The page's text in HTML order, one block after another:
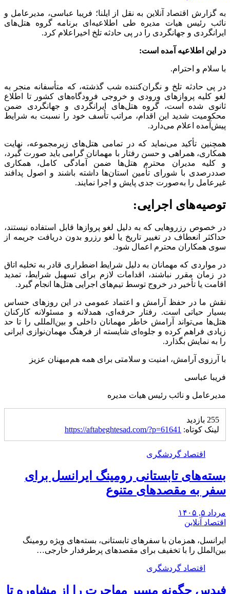
به گزارش اقتصاد آنلاین به نقل از ایلنا؛ فریبا عباسی، مدیرعامل و
نائب رئیس هیات مدیره طی اطلاعیه‌ای برنامه گروه هتل‌های
ایرانگردی و جهانگردی را در پی حادثه تلخ اخیراعلام کرد.
در این اطلاعیه آمده است:
با سلام و احترام.
در پی حادثه تلخ و نگران‌کننده شب گذشته، که متأسفانه منجر به
لغو کلیه پرواز‌های ورودی و خروجی فرودگاه‌های کشور تا اطلاع
ثانوی شده است، گروه هتل‌های ایرانگردی و جهانگردی ضمن
محکومیت شدید این اقدام، مراتب تأسف خود را نسبت به شرایط
پیش‌آمده اعلام می‌دارد.
همچنین تأکید می‌نماید که در تمامی هتل‌های زیرمجموعه، نهایت
همکاری، همراهی و حسن رفتار با مهمانان گرامی باید صورت گیرد،
و کلیه مدیران محترم هتل‌ها ضمن آمادگی کامل، همکاری
صددرصدی با شورای تأمین استان‌ها داشته باشند و اصول پدافند
غیرعامل را به‌صورت جدی پایش و اجرا نمایند.
توصیه‌های اجرایی:
در خصوص رزرو‌هایی که به دلیل لغو پرواز‌ها قابل استفاده نیستند،
حداکثر انعطاف در تغییر تاریخ یا لغو رزرو بدون دریافت جریمه از
سوی همکاران محترم اعمال شود.
در مواردی که مهمانان به دلیل شرایط اضطراری قادر به تخلیه اتاق
در زمان مقرر نباشند، اقدامات لازم برای تسهیل شرایط، تمدید
اقامت یا تأخیر در خروج توسط تیم‌های اجرایی هتل‌ها انجام گیرد.
نقش ما در حفظ آرامش و اعتماد عمومی در این روز‌های حساس
بسیار حیاتی است. رفتار حرفه‌ای، همدلانه و مسئولانه کارکنان
هتل‌ها می‌تواند آرامش خاطر مهمانان داخلی و بین‌المللی را تا حد
زیادی فراهم کرده و جلوه‌ای شایسته از فرهنگ مهمان‌نوازی ایرانی
را به نمایش بگذارد.
با آرزوی آرامش، امنیت و سلامتی برای همه هم‌میهنان عزیز
فریبا عباسی
مدیرعامل و نائب رئیس هیات مدیره
255 بازدید
لینک کوتاه: https://aftabeghtesad.com/?p=61641
اقتصاد گردشگری
بسته‌های تابستانی رومینگ ایرانسل برای
سفر به مقصدهای متنوع
مرداد ۵, ۱۴۰۵
اقتصاد آنلاین
ایرانسل، همزمان با سفرهای تابستانی، بسته‌های ویژه رومینگ
بین‌الملل را با تخفیف برای مقصدهای پرطرفدار خارجی…
اقتصاد گردشگری
فیدس چگونه مسیر مهاجرت را از مشاوره تا